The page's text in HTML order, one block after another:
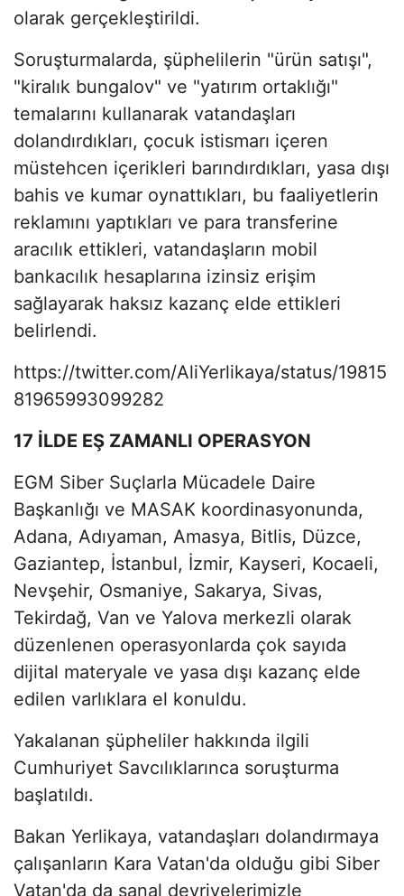
olarak gerçekleştirildi.
Soruşturmalarda, şüphelilerin "ürün satışı",
"kiralık bungalov" ve "yatırım ortaklığı"
temalarını kullanarak vatandaşları
dolandırdıkları, çocuk istismarı içeren
müstehcen içerikleri barındırdıkları, yasa dışı
bahis ve kumar oynattıkları, bu faaliyetlerin
reklamını yaptıkları ve para transferine
aracılık ettikleri, vatandaşların mobil
bankacılık hesaplarına izinsiz erişim
sağlayarak haksız kazanç elde ettikleri
belirlendi.
https://twitter.com/AliYerlikaya/status/19815
81965993099282
17 İLDE EŞ ZAMANLI OPERASYON
EGM Siber Suçlarla Mücadele Daire
Başkanlığı ve MASAK koordinasyonunda,
Adana, Adıyaman, Amasya, Bitlis, Düzce,
Gaziantep, İstanbul, İzmir, Kayseri, Kocaeli,
Nevşehir, Osmaniye, Sakarya, Sivas,
Tekirdağ, Van ve Yalova merkezli olarak
düzenlenen operasyonlarda çok sayıda
dijital materyale ve yasa dışı kazanç elde
edilen varlıklara el konuldu.
Yakalanan şüpheliler hakkında ilgili
Cumhuriyet Savcılıklarınca soruşturma
başlatıldı.
Bakan Yerlikaya, vatandaşları dolandırmaya
çalışanların Kara Vatan'da olduğu gibi Siber
Vatan'da da sanal devriyelerimizle